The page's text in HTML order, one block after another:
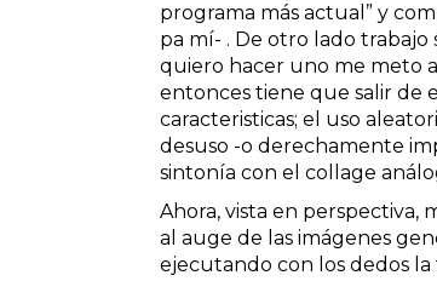
programa más actual” y
pa mí- . De otro lado
quiero hacer uno me meto
entonces tiene que salir de
caracteristicas; el uso
desuso -o derechamente
sintonía con el collage
Ahora, vista en
al auge de las imágenes
ejecutando con los dedos la